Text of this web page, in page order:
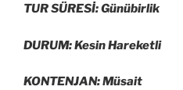
TUR SÜRESİ: Günübirlik
DURUM: Kesin Hareketli
KONTENJAN: Müsait